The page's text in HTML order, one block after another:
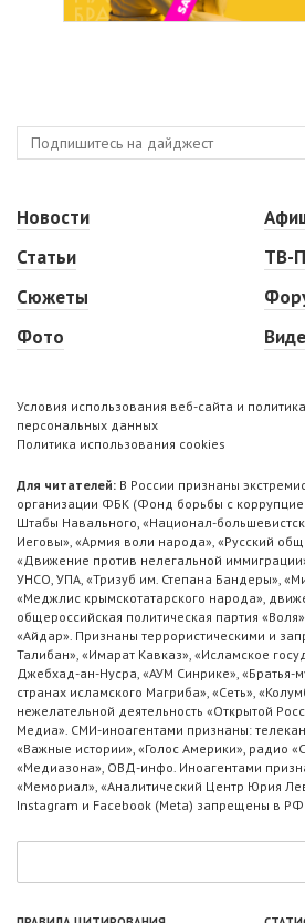
Новости
Статьи
Сюжеты
Фото
ТВ-
Условия использования веб-сайта и
персональных данных
Политика использования cookies
Для читателей: В России признаны
организации ФБК (Фонд борьбы с
Штабы Навального, «Национал-
Иеговы», «Армия воли народа», «Русский
«Движение против нелегальной
УНСО, УПА, «Тризуб им. Степана Бандеры»,
«Меджлис крымскотатарского народа»,
общероссийская политическая партия
«Айдар». Признаны террористическими и
Талибан», «Имарат Кавказ», «Исламское
Джебхад-ан-Нусра, «АУМ Синрике», «Братья-
странах исламского Магриба», «Сеть»,
нежелательной деятельность «Открытой
Медиа». СМИ-иноагентами признаны:
«Важные истории», «Голос Америки», радио
«Медиазона», ОВД-инфо. Иноагентами
«Мемориал», «Аналитический Центр Юрия
Instagram и Facebook (Metа) запрещены в РФ